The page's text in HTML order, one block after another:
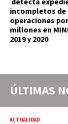
incompletos de
operaciones por
millones en
2019 y 2020
ÚLTIMAS
ACTUALIDAD